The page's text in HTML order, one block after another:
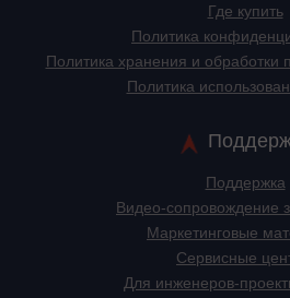
Где купить
Политика
Политика хранения и обработки
Политика
Поддержка
Видео-сопровождение
Маркетинговые
Сервисные
Для инженеров-